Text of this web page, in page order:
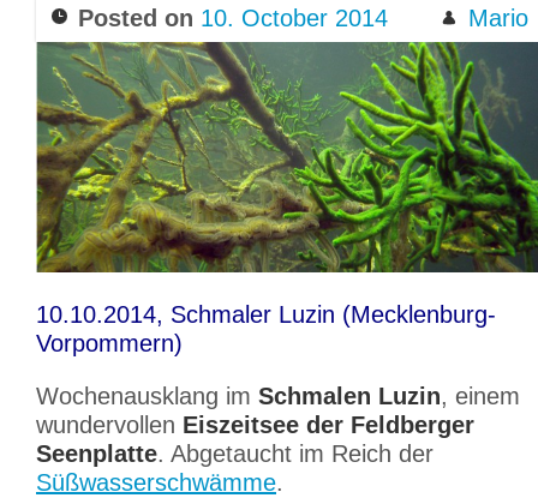
Posted on 10. October 2014 Mario
10.10.2014, Schmaler Luzin (Mecklenburg-
Vorpommern)
Wochenausklang im Schmalen Luzin, einem
wundervollen Eiszeitsee der Feldberger
Seenplatte. Abgetaucht im Reich der
Süßwasserschwämme.